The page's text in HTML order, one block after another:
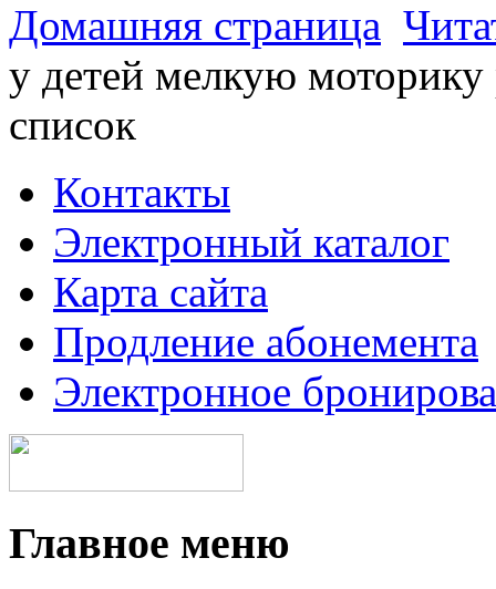
Домашняя страница
у детей мелкую
список
Контакты
Электронный каталог
Карта сайта
Продление абонемента
Электронное
Главное меню